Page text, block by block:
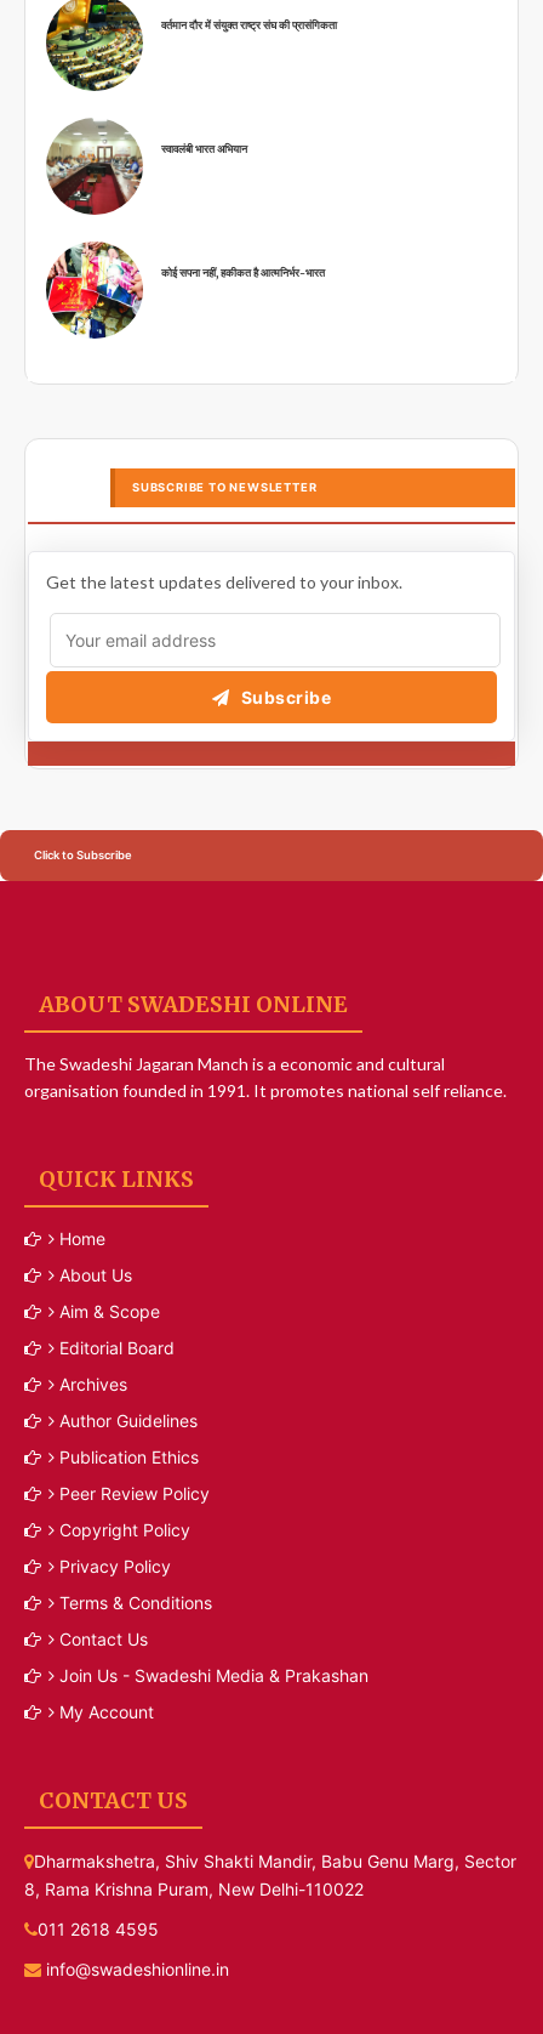
वर्तमान दौर में संयुक्त राष्ट्र संघ की प्रासंगिकता
स्वावलंबी भारत अभियान
कोई सपना नहीं, हकीकत है आत्मनिर्भर-भारत
SUBSCRIBE TO NEWSLETTER
Get the latest updates delivered to your inbox.
Subscribe
Click to Subscribe
ABOUT SWADESHI ONLINE
The Swadeshi Jagaran Manch is a economic and cultural
organisation founded in 1991. It promotes national self reliance.
QUICK LINKS
Home
About Us
Aim & Scope
Editorial Board
Archives
Author Guidelines
Publication Ethics
Peer Review Policy
Copyright Policy
Privacy Policy
Terms & Conditions
Contact Us
Join Us - Swadeshi Media & Prakashan
My Account
CONTACT US
Dharmakshetra, Shiv Shakti Mandir, Babu Genu Marg, Sector
8, Rama Krishna Puram, New Delhi-110022
011 2618 4595
info@swadeshionline.in